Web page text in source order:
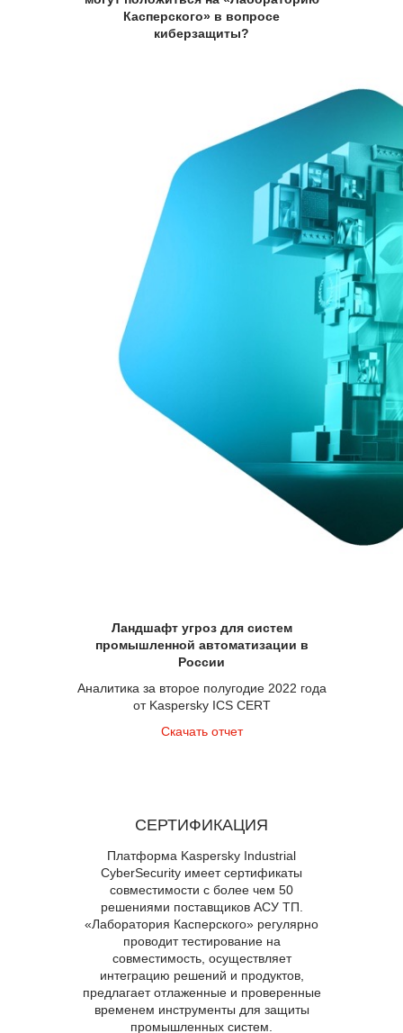
Касперского» в вопросе
киберзащиты?
Ландшафт угроз для систем
промышленной автоматизации в
России
Аналитика за второе полугодие 2022 года
от Kaspersky ICS CERT
Скачать отчет
СЕРТИФИКАЦИЯ
Платформа Kaspersky Industrial
CyberSecurity имеет сертификаты
совместимости с более чем 50
решениями поставщиков АСУ ТП.
«Лаборатория Касперского» регулярно
проводит тестирование на
совместимость, осуществляет
интеграцию решений и продуктов,
предлагает отлаженные и проверенные
временем инструменты для защиты
промышленных систем.